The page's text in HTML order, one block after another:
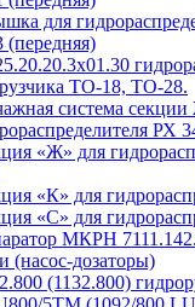
для
(передняя)
ТО-18, ТО-28.
система
РХ
«Ж» для
«К» для
«С» для
МКРН
(насос-дозаторы)
(1132.800)